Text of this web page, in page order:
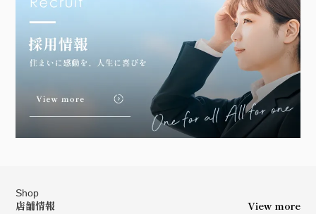
Shop
店舗情報 View more